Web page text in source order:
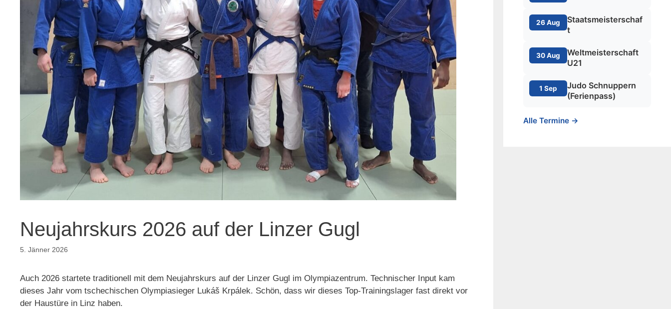
Neujahrskurs 2026 auf der Linzer Gugl
5. Jänner 2026
Auch 2026 startete traditionell mit dem Neujahrskurs auf der Linzer Gugl im Olympiazentrum. Technischer Input kam
dieses Jahr vom tschechischen Olympiasieger Lukáš Krpálek. Schön, dass wir dieses Top-Trainingslager fast direkt vor
der Haustüre in Linz haben.
26 Aug
Staatsmeisterschaf
t
30 Aug
Weltmeisterschaft
U21
1 Sep
Judo Schnuppern
(Ferienpass)
Alle Termine →